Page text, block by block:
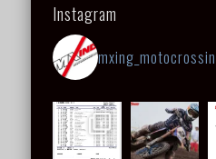
Instagram